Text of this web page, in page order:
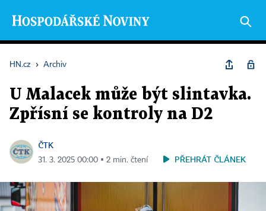
HN.cz › Archiv
U Malacek může být slintavka.
Zpřísní se kontroly na D2
ČTK
31. 3. 2025 00:00 ▪ 2 min. čtení PŘEHRÁT ČLÁNEK